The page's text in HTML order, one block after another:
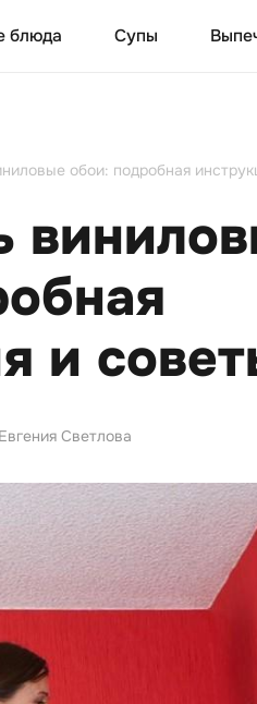
блюда Супы
обои: подробная
и
Светлова